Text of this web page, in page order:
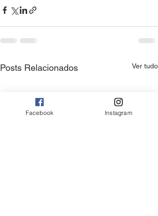
Posts Relacionados Ver tudo
Facebook Instagram